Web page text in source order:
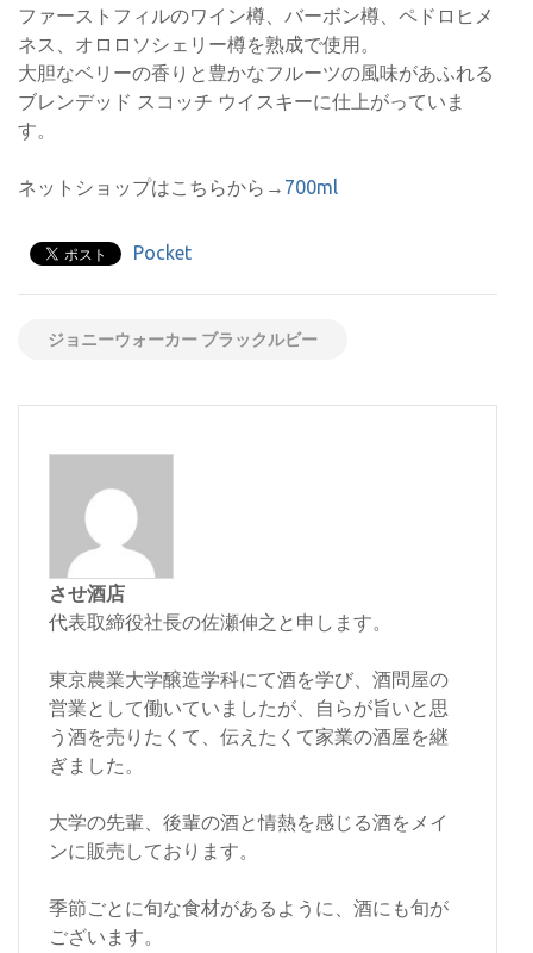
ファーストフィルのワイン樽、バーボン樽、ペドロヒメ
ネス、オロロソシェリー樽を熟成で使用。
大胆なベリーの香りと豊かなフルーツの風味があふれる
ブレンデッド スコッチ ウイスキーに仕上がっていま
す。
ネットショップはこちらから→ 700ml
Pocket
ジョニーウォーカー ブラックルビー
させ酒店
代表取締役社長の佐瀬伸之と申します。
東京農業大学醸造学科にて酒を学び、酒問屋の
営業として働いていましたが、自らが旨いと思
う酒を売りたくて、伝えたくて家業の酒屋を継
ぎました。
大学の先輩、後輩の酒と情熱を感じる酒をメイ
ンに販売しております。
季節ごとに旬な食材があるように、酒にも旬が
ございます。